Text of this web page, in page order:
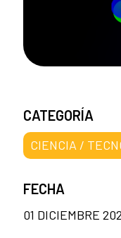
CATEGORÍA
CIENCIA /
FECHA
01 DICIEMBRE